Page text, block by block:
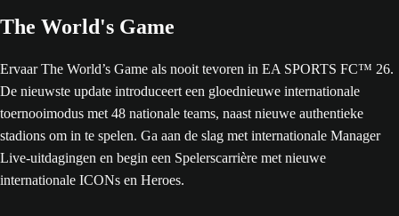
The World's Game
Ervaar The World’s Game als nooit tevoren in EA SPORTS FC™ 26.
De nieuwste update introduceert een gloednieuwe internationale
toernooimodus met 48 nationale teams, naast nieuwe authentieke
stadions om in te spelen. Ga aan de slag met internationale Manager
Live-uitdagingen en begin een Spelerscarrière met nieuwe
internationale ICONs en Heroes.